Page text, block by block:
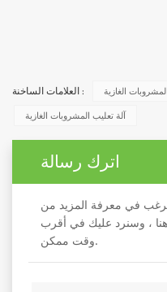
العلامات الساخنة : الغازية
آلة تعليب المشروبات الغازية
اترك رسالة
وترغب في معرفة المزيد من
هنا ، وسنرد عليك في أقرب
وقت ممكن.